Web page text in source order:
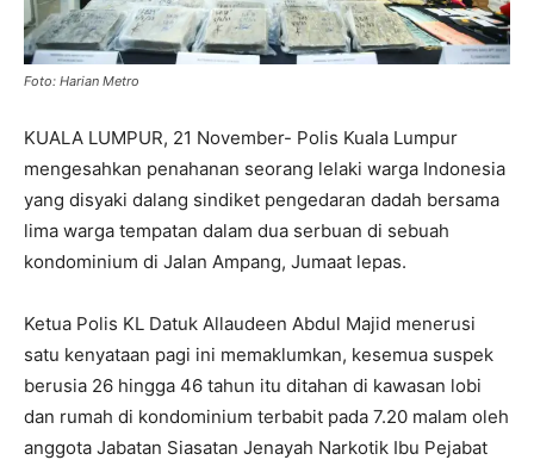
Foto: Harian Metro
KUALA LUMPUR, 21 November- Polis Kuala Lumpur
mengesahkan penahanan seorang lelaki warga Indonesia
yang disyaki dalang sindiket pengedaran dadah bersama
lima warga tempatan dalam dua serbuan di sebuah
kondominium di Jalan Ampang, Jumaat lepas.
Ketua Polis KL Datuk Allaudeen Abdul Majid menerusi
satu kenyataan pagi ini memaklumkan, kesemua suspek
berusia 26 hingga 46 tahun itu ditahan di kawasan lobi
dan rumah di kondominium terbabit pada 7.20 malam oleh
anggota Jabatan Siasatan Jenayah Narkotik Ibu Pejabat